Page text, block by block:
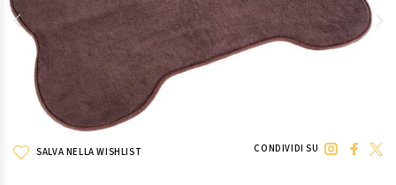
SALVA NELLA WISHLIST CONDIVIDI SU